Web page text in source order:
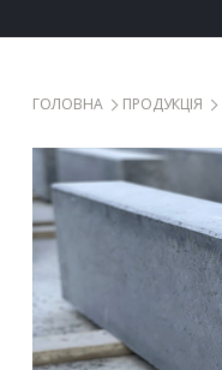
ГОЛОВНА ПРОДУКЦІЯ